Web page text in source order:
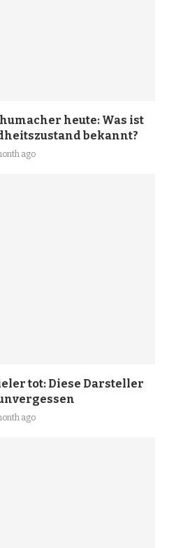
heute: Was ist
bekannt?
ago
tot: Diese Darsteller
ago